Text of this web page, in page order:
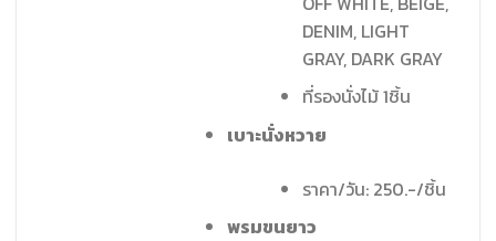
DENIM, LIGHT
GRAY, DARK GRAY
ที่รองนั่งไม้ 1ชิ้น
เบาะนั่งหวาย
ราคา/วัน: 250.-/ชิ้น
พรมขนยาว